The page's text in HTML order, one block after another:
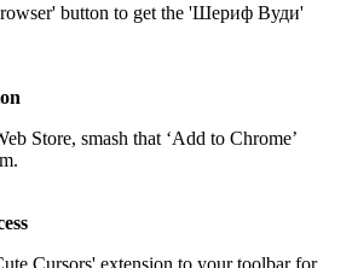
button to get the 'Шериф Вуди'
Store, smash that ‘Add to Chrome’
Cursors' extension to your toolbar for